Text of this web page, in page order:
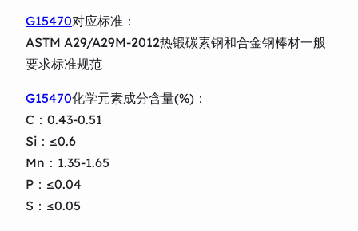
G15470对应标准：
ASTM A29/A29M-2012热锻碳素钢和合金钢棒材一般
要求标准规范
G15470化学元素成分含量(%)：
C：0.43-0.51
Si：≤0.6
Mn：1.35-1.65
P：≤0.04
S：≤0.05